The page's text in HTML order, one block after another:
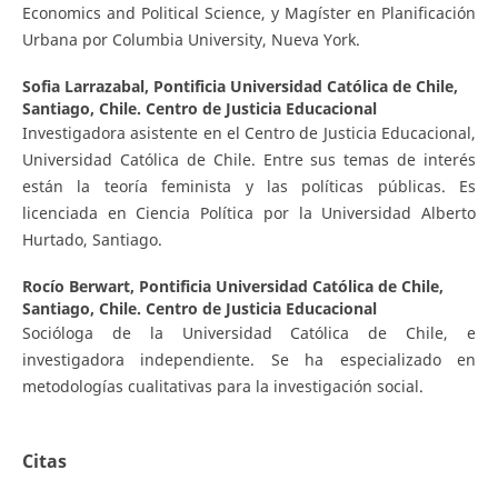
Economics and Political Science, y Magíster en Planificación
Urbana por Columbia University, Nueva York.
Sofia Larrazabal, Pontificia Universidad Católica de Chile,
Santiago, Chile. Centro de Justicia Educacional
Investigadora asistente en el Centro de Justicia Educacional,
Universidad Católica de Chile. Entre sus temas de interés
están la teoría feminista y las políticas públicas. Es
licenciada en Ciencia Política por la Universidad Alberto
Hurtado, Santiago.
Rocío Berwart, Pontificia Universidad Católica de Chile,
Santiago, Chile. Centro de Justicia Educacional
Socióloga de la Universidad Católica de Chile, e
investigadora independiente. Se ha especializado en
metodologías cualitativas para la investigación social.
Citas